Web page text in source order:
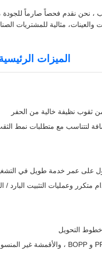
مثالية للمشتريات
الميزات
لتتناسب مع متطلبات نمط
على عمر خدمة طويل في
متكرر وعمليات التثبيت البارد /
التحويل